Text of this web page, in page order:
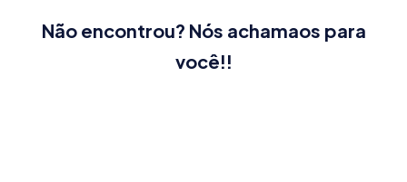
Não encontrou? Nós achamaos para
você!!